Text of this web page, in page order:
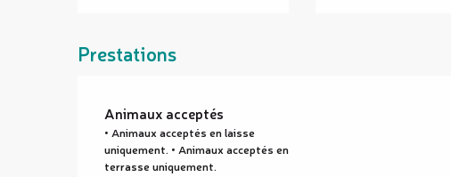
Prestations
Animaux acceptés
• Animaux acceptés en laisse
uniquement. • Animaux acceptés en
terrasse uniquement.